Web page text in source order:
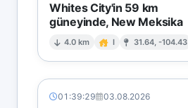
Whites City'in 59 km
güneyinde, New Meksika
4.0 km I 31.64, -104.43
01:39:29 03.08.2026